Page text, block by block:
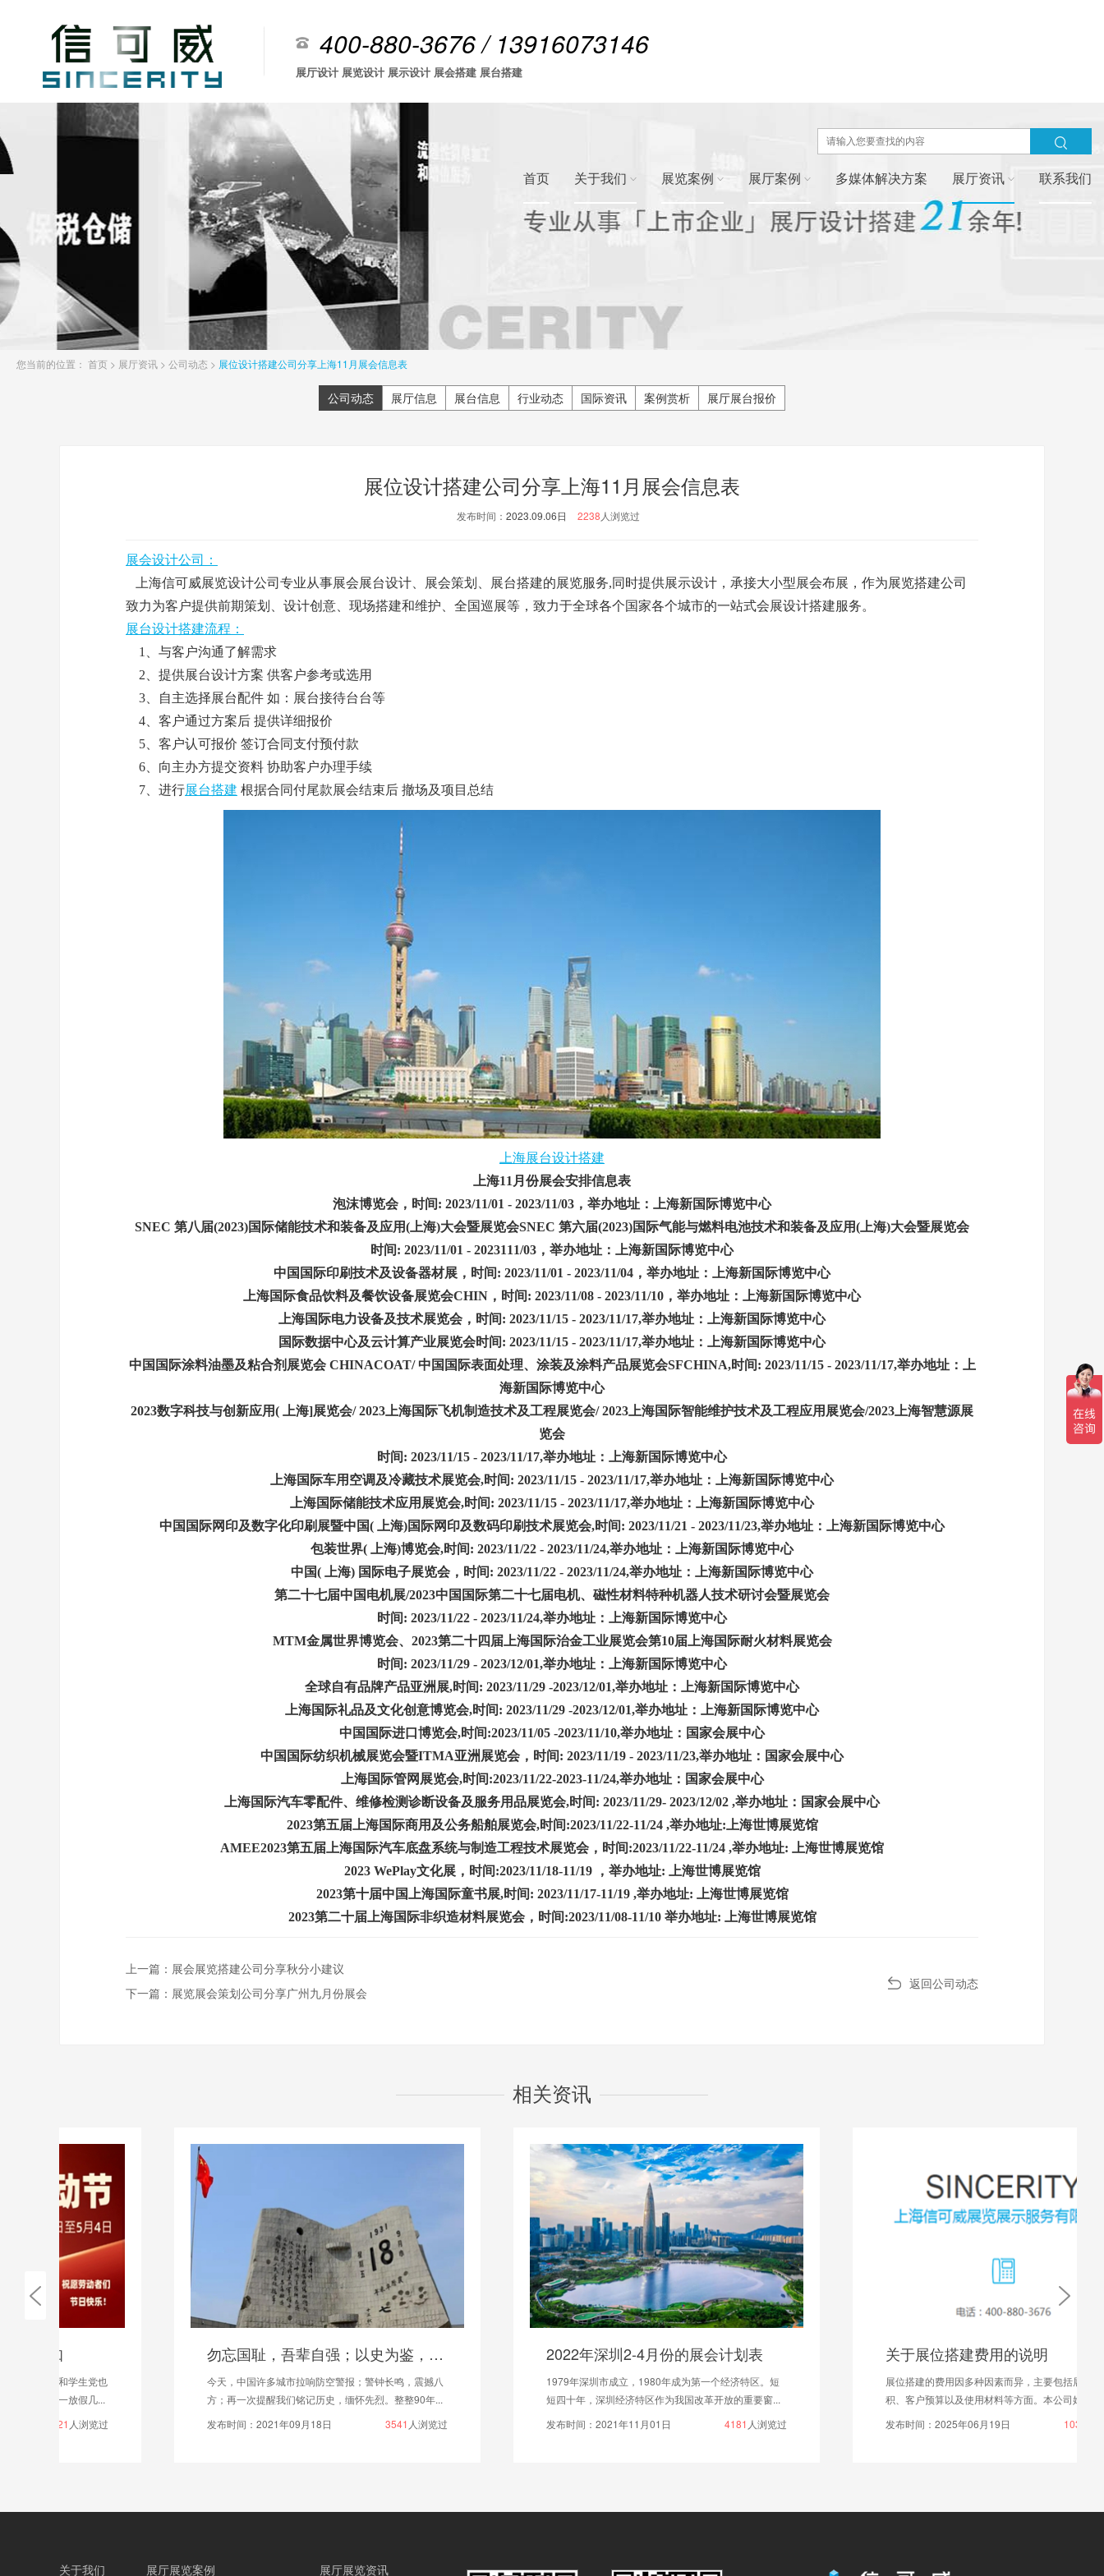
400-880-3676 / 13916073146
展厅设计 展览设计 展示设计 展会搭建 展台搭建
首页 关于我们 展览案例 展厅案例 多媒体解决方案 展厅资讯 联系我们
您当前的位置： 首页 > 展厅资讯 > 公司动态 > 展位设计搭建公司分享上海11月展会信息表
公司动态 展厅信息 展台信息 行业动态 国际资讯 案例赏析 展厅展台报价
展位设计搭建公司分享上海11月展会信息表
发布时间： 2023.09.06日 2238 人浏览过
展会设计公司：
上海信可威展览设计公司专业从事展会展台设计、展会策划、展台搭建的展览服务,同时提供展示设计，承接大小型展会布展，作为展览搭建公司
致力为客户提供前期策划、设计创意、现场搭建和维护、全国巡展等，致力于全球各个国家各个城市的一站式会展设计搭建服务。
展台设计搭建流程：
1、与客户沟通了解需求
2、提供展台设计方案 供客户参考或选用
3、自主选择展台配件 如：展台接待台台等
4、客户通过方案后 提供详细报价
5、客户认可报价 签订合同支付预付款
6、向主办方提交资料 协助客户办理手续
7、进行展台搭建 根据合同付尾款展会结束后 撤场及项目总结
上海展台设计搭建
上海11月份展会安排信息表
泡沫博览会，时间: 2023/11/01 - 2023/11/03，举办地址：上海新国际博览中心
SNEC 第八届(2023)国际储能技术和装备及应用(上海)大会暨展览会SNEC 第六届(2023)国际气能与燃料电池技术和装备及应用(上海)大会暨展览会
时间: 2023/11/01 - 2023111/03， 举办地址：上海新国际博览中心
中国国际印刷技术及设备器材展，时间: 2023/11/01 - 2023/11/04， 举办地址：上海新国际博览中心
上海国际食品饮料及餐饮设备展览会CHIN，时间: 2023/11/08 - 2023/11/10， 举办地址：上海新国际博览中心
上海国际电力设备及技术展览会，时间: 2023/11/15 - 2023/11/17,举办地址：上海新国际博览中心
国际数据中心及云计算产业展览会时间: 2023/11/15 - 2023/11/17,举办地址：上海新国际博览中心
中国国际涂料油墨及粘合剂展览会 CHINACOAT/ 中国国际表面处理、涂装及涂料产品展览会SFCHINA,时间: 2023/11/15 - 2023/11/17,举办地址：上
海新国际博览中心
2023数字科技与创新应用( 上海]展览会/ 2023上海国际飞机制造技术及工程展览会/ 2023上海国际智能维护技术及工程应用展览会/2023上海智慧源展
览会
时间: 2023/11/15 - 2023/11/17,举办地址：上海新国际博览中心
上海国际车用空调及冷藏技术展览会,时间: 2023/11/15 - 2023/11/17,举办地址：上海新国际博览中心
上海国际储能技术应用展览会,时间: 2023/11/15 - 2023/11/17,举办地址：上海新国际博览中心
中国国际网印及数字化印刷展暨中国( 上海)国际网印及数码印刷技术展览会,时间: 2023/11/21 - 2023/11/23,举办地址：上海新国际博览中心
包装世界( 上海)博览会,时间: 2023/11/22 - 2023/11/24,举办地址：上海新国际博览中心
中国( 上海) 国际电子展览会，时间: 2023/11/22 - 2023/11/24,举办地址：上海新国际博览中心
第二十七届中国电机展/2023中国国际第二十七届电机、磁性材料特种机器人技术研讨会暨展览会
时间: 2023/11/22 - 2023/11/24,举办地址：上海新国际博览中心
MTM金属世界博览会、2023第二十四届上海国际治金工业展览会第10届上海国际耐火材料展览会
时间: 2023/11/29 - 2023/12/01,举办地址：上海新国际博览中心
全球自有品牌产品亚洲展,时间: 2023/11/29 -2023/12/01,举办地址：上海新国际博览中心
上海国际礼品及文化创意博览会,时间: 2023/11/29 -2023/12/01,举办地址：上海新国际博览中心
中国国际进口博览会,时间:2023/11/05 -2023/11/10,举办地址：国家会展中心
中国国际纺织机械展览会暨ITMA亚洲展览会，时间: 2023/11/19 - 2023/11/23,举办地址：国家会展中心
上海国际管网展览会,时间:2023/11/22-2023-11/24,举办地址：国家会展中心
上海国际汽车零配件、维修检测诊断设备及服务用品展览会,时间: 2023/11/29- 2023/12/02 ,举办地址：国家会展中心
2023第五届上海国际商用及公务船舶展览会,时间:2023/11/22-11/24 ,举办地址:上海世博展览馆
AMEE2023第五届上海国际汽车底盘系统与制造工程技术展览会，时间:2023/11/22-11/24 ,举办地址: 上海世博展览馆
2023 WePlay文化展， 时间:2023/11/18-11/19 ，举办地址: 上海世博展览馆
2023第十届中国上海国际童书展,时间: 2023/11/17-11/19 ,举办地址: 上海世博展览馆
2023第二十届上海国际非织造材料展览会， 时间:2023/11/08-11/10 举办地址: 上海世博展览馆
上一篇： 展会展览搭建公司分享秋分小建议
下一篇： 展览展会策划公司分享广州九月份展会
返回公司动态
相关资讯
勿忘国耻，吾辈自强；以史为鉴，奋发图强。
今天，中国许多城市拉响防空警报；警钟长鸣，震撼八
方；再一次提醒我们铭记历史，缅怀先烈。整整90年...
发布时间：2021年09月18日
3541人浏览过
2022年深圳2-4月份的展会计划表
1979年深圳市成立，1980年成为第一个经济特区。短
短四十年，深圳经济特区作为我国改革开放的重要窗...
发布时间：2021年11月01日
4181人浏览过
关于展位搭建费用的说明
展位搭建的费用因多种因素而异，主要包括展位设计面
积、客户预算以及使用材料等方面。本公司始终坚持...
发布时间：2025年06月19日
1035人浏览过
关于我们 展厅展览案例 展厅展览资讯